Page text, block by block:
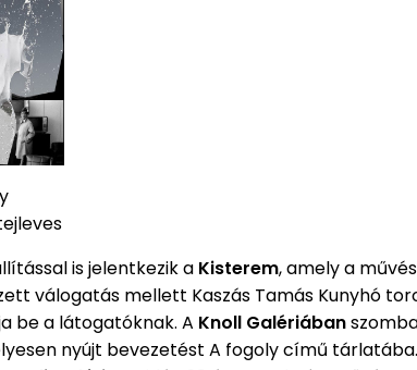
is jelentkezik a Kisterem, amely a
válogatás mellett Kaszás Tamás Kunyhó
be a látogatóknak. A Knoll Galériában
nyújt bevezetést A fogoly című tárlatába.